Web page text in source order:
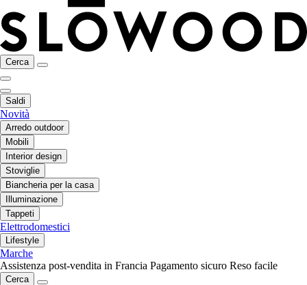
Cerca
Saldi
Novità
Arredo outdoor
Mobili
Interior design
Stoviglie
Biancheria per la casa
Illuminazione
Tappeti
Elettrodomestici
Lifestyle
Marche
Assistenza post-vendita in Francia Pagamento sicuro Reso facile
Cerca